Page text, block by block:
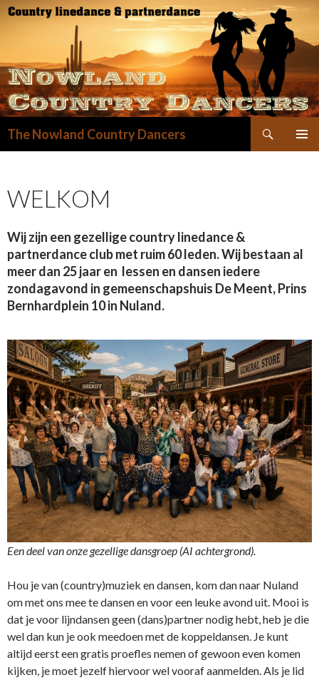
The Nowland Country Dancers
INHOUD
WELKOM
Wij zijn een gezellige country linedance &
partnerdance club met ruim 60 leden. Wij bestaan al
meer dan 25 jaar en lessen en dansen iedere
zondagavond in gemeenschapshuis De Meent, Prins
Bernhardplein 10 in Nuland.
Een deel van onze gezellige dansgroep (AI achtergrond).
Hou je van (country)muziek en dansen, kom dan naar Nuland
om met ons mee te dansen en voor een leuke avond uit. Mooi is
dat je voor lijndansen geen (dans)partner nodig hebt, heb je die
wel dan kun je ook meedoen met de koppeldansen. Je kunt
altijd eerst een gratis proefles nemen of gewoon even komen
kijken, je moet jezelf hiervoor wel vooraf aanmelden. Als je lid